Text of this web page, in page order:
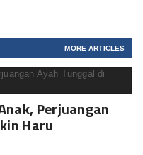
MORE ARTICLES
Perjuangan
Haru